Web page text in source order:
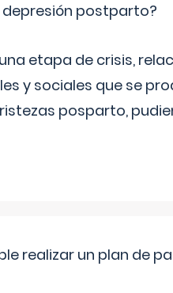
depresión postparto?
etapa de crisis,
y sociales que se
posparto,
realizar un plan de